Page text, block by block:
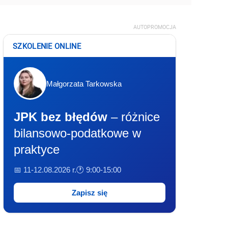
AUTOPROMOCJA
SZKOLENIE ONLINE
Małgorzata Tarkowska
JPK bez błędów – różnice
bilansowo-podatkowe w
praktyce
📅 11-12.08.2026 r.🕐 9:00-15:00
Zapisz się